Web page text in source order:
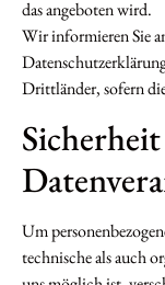
das angeboten wird.
Wir informieren Sie
Drittländer, sofern
Um
technische als auch